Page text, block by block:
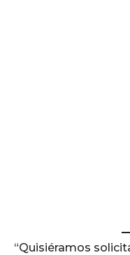
“Quisiéramos